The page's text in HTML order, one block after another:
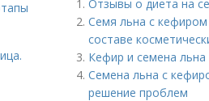
Отзывы о диета на
Семя льна с
составе
Кефир и семена
Семена льна с
решение проблем